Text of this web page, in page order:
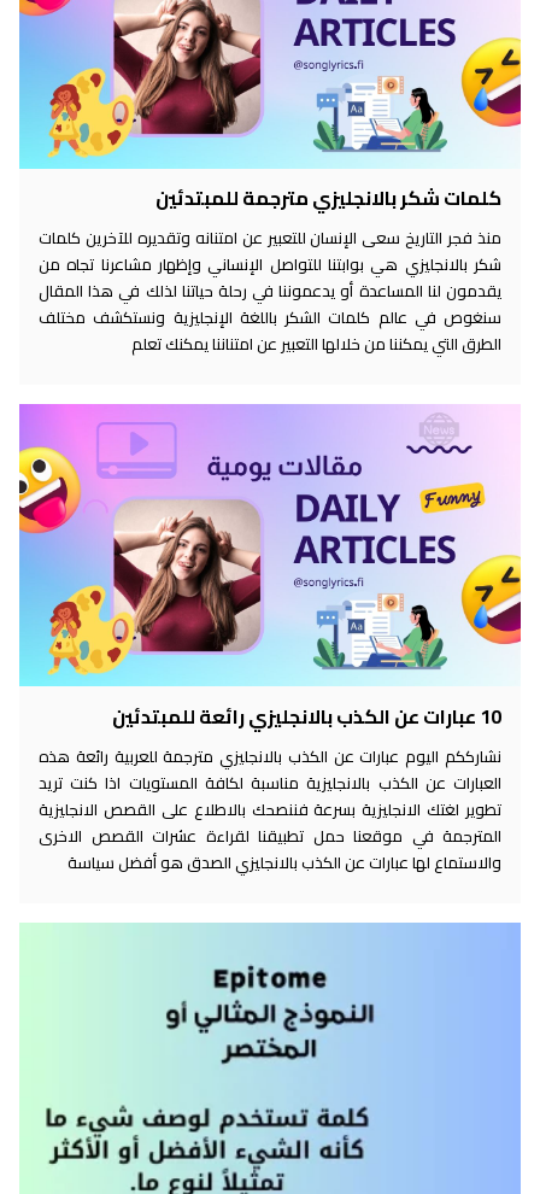
كلمات شكر بالانجليزي مترجمة للمبتدئين
منذ فجر التاريخ سعى الإنسان للتعبير عن امتنانه وتقديره للآخرين كلمات
شكر بالانجليزي هي بوابتنا للتواصل الإنساني وإظهار مشاعرنا تجاه من
يقدمون لنا المساعدة أو يدعموننا في رحلة حياتنا لذلك في هذا المقال
سنغوص في عالم كلمات الشكر باللغة الإنجليزية ونستكشف مختلف
الطرق التي يمكننا من خلالها التعبير عن امتناننا يمكنك تعلم
10 عبارات عن الكذب بالانجليزي رائعة للمبتدئين
نشارككم اليوم عبارات عن الكذب بالانجليزي مترجمة للعربية رائعة هذه
العبارات عن الكذب بالانجليزية مناسبة لكافة المستويات اذا كنت تريد
تطوير لغتك الانجليزية بسرعة فننصحك بالاطلاع على القصص الانجليزية
المترجمة في موقعنا حمل تطبيقنا لقراءة عشرات القصص الاخرى
والاستماع لها عبارات عن الكذب بالانجليزي الصدق هو أفضل سياسة